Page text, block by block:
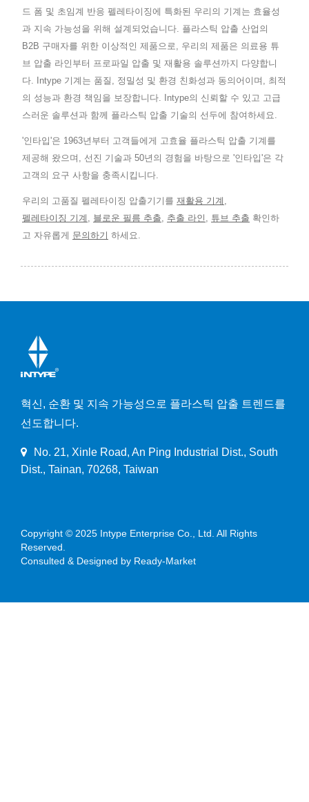
드 폼 및 초임계 반응 펠레타이징에 특화된 우리의 기계는 효율성
과 지속 가능성을 위해 설계되었습니다. 플라스틱 압출 산업의
B2B 구매자를 위한 이상적인 제품으로, 우리의 제품은 의료용 튜
브 압출 라인부터 프로파일 압출 및 재활용 솔루션까지 다양합니
다. Intype 기계는 품질, 정밀성 및 환경 친화성과 동의어이며, 최적
의 성능과 환경 책임을 보장합니다. Intype의 신뢰할 수 있고 고급
스러운 솔루션과 함께 플라스틱 압출 기술의 선두에 참여하세요.
'인타입'은 1963년부터 고객들에게 고효율 플라스틱 압출 기계를
제공해 왔으며, 선진 기술과 50년의 경험을 바탕으로 '인타입'은 각
고객의 요구 사항을 충족시킵니다.
우리의 고품질 펠레타이징 압출기기를 재활용 기계
펠레타이징 기계
블로운 필름 추출 추출 라인 튜브 추출 확인하
고 자유롭게 문의하기 하세요.
혁신, 순환 및 지속 가능성으로 플라스틱 압출 트렌드를
선도합니다.
No. 21, Xinle Road, An Ping Industrial Dist., South
Dist., Tainan, 70268, Taiwan
Copyright © 2025 Intype Enterprise Co., Ltd. All Rights
Reserved.
Consulted & Designed by Ready-Market